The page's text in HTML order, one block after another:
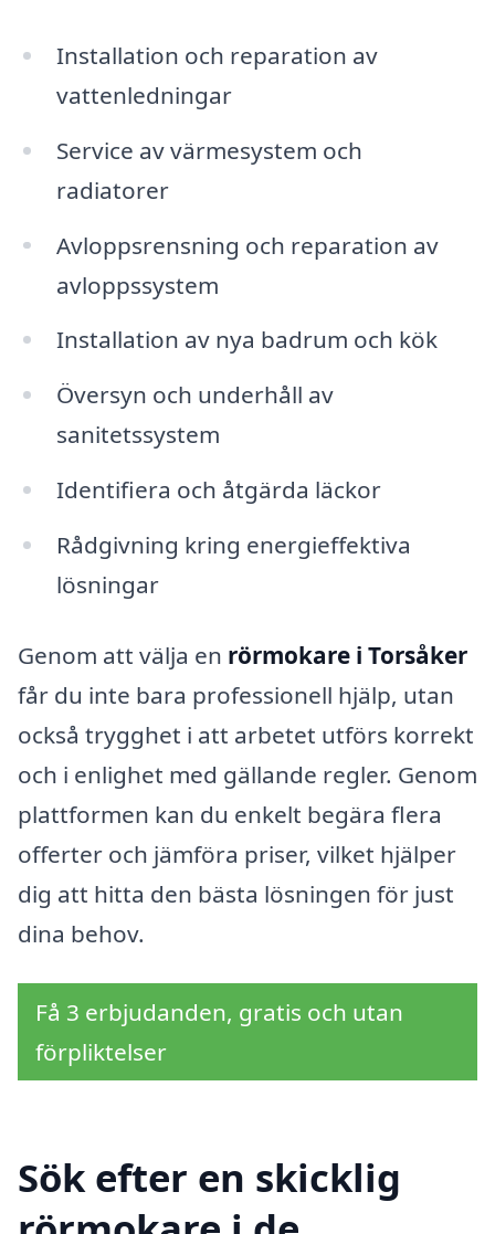
Installation och reparation av
vattenledningar
Service av värmesystem och
radiatorer
Avloppsrensning och reparation av
avloppssystem
Installation av nya badrum och kök
Översyn och underhåll av
sanitetssystem
Identifiera och åtgärda läckor
Rådgivning kring energieffektiva
lösningar
Genom att välja en rörmokare i Torsåker
får du inte bara professionell hjälp, utan
också trygghet i att arbetet utförs korrekt
och i enlighet med gällande regler. Genom
plattformen kan du enkelt begära flera
offerter och jämföra priser, vilket hjälper
dig att hitta den bästa lösningen för just
dina behov.
Få 3 erbjudanden, gratis och utan
förpliktelser
Sök efter en skicklig